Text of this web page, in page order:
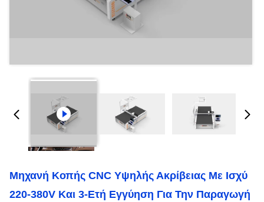
Μηχανή Κοπής CNC Υψηλής Ακρίβειας Με Ισχύ
220-380V Και 3-Ετή Εγγύηση Για Την Παραγωγή